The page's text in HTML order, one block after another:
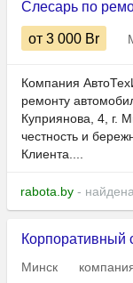
Слесарь по
от 3 000 Br
Компания
ремонту
Куприянова, 4, г.
честность и
Клиента....
rabota.by -
Корпоративный
Минск